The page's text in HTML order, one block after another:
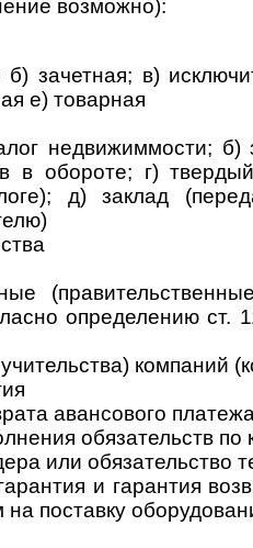
возможно):
зачетная; в)
е) товарная
недвижиммости; б)
в обороте; г)
д) заклад
определению ст.
компаний
авансового
обязательств по
или обязательство
и гарантия
на поставку